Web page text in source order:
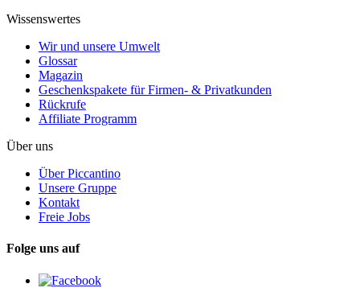
Wissenswertes
Wir und unsere Umwelt
Glossar
Magazin
Geschenkspakete für Firmen- & Privatkunden
Rückrufe
Affiliate Programm
Über uns
Über Piccantino
Unsere Gruppe
Kontakt
Freie Jobs
Folge uns auf